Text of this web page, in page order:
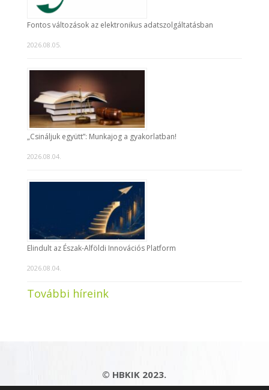
Fontos változások az elektronikus adatszolgáltatásban
2026.08.05.
„Csináljuk együtt”: Munkajog a gyakorlatban!
2026.08.04.
Elindult az Észak-Alföldi Innovációs Platform
2026.08.04.
További híreink
© HBKIK 2023.